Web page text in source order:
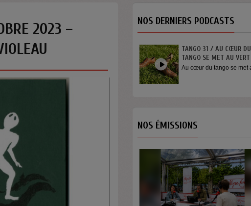
2023 –
NOS DERNIERS PODCASTS
INTERVIEW SORTIE DE
YOUN SUN NAH
Quelques mots de la